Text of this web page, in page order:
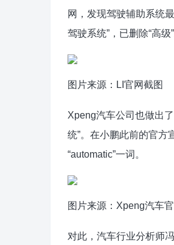
网，发现驾驶辅助系统
驾驶系统”，已删除“高级”
图片来源：LI官网截图
Xpeng汽车公司也做出
统”。在小鹏此前的官方
“automatic”一词。
图片来源：Xpeng汽车
对此，汽车行业分析师